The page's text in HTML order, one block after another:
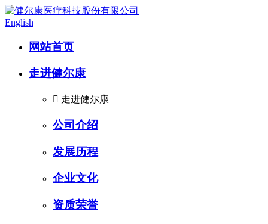
English
网站首页
走进健尔康
 走进健尔康
公司介绍
发展历程
企业文化
资质荣誉